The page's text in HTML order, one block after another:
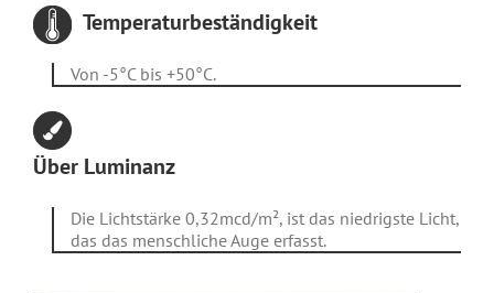
Temperaturbeständigkeit
Von -5°C bis +50°C.
Über Luminanz
Die Lichtstärke 0,32mcd/m², ist das niedrigste Licht,
das das menschliche Auge erfasst.